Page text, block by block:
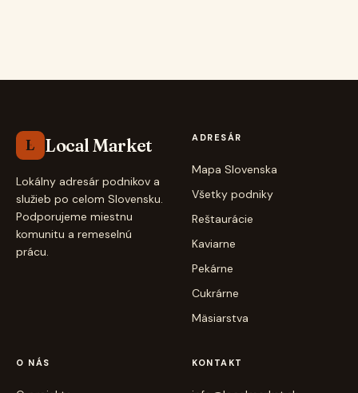
L Local Market
Lokálny adresár podnikov a
služieb po celom Slovensku.
Podporujeme miestnu
komunitu a remeselnú
prácu.
ADRESÁR
Mapa Slovenska
Všetky podniky
Reštaurácie
Kaviarne
Pekárne
Cukrárne
Mäsiarstva
O NÁS KONTAKT